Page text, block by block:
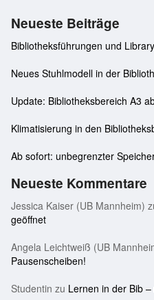
Neueste Beiträge
Bibliotheksführungen und
Neues Stuhlmodell in der
Update: Bibliotheksbereich A3
Klimatisierung in den
Ab sofort: unbegrenzter
Neueste Kommentare
Jessica Kaiser (UB Mannheim)
geöffnet
Angela Leichtweiß (UB
Pausenscheiben!
Studentin zu Lernen in der Bib